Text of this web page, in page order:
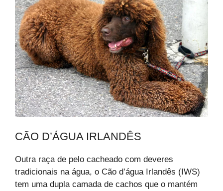
CÃO D’ÁGUA IRLANDÊS
Outra raça de pelo cacheado com deveres
tradicionais na água, o Cão d’água Irlandês (IWS)
tem uma dupla camada de cachos que o mantém